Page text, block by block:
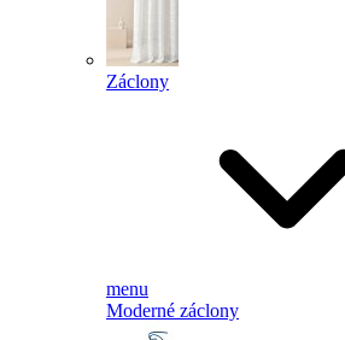
Záclony
menu
Moderné záclony